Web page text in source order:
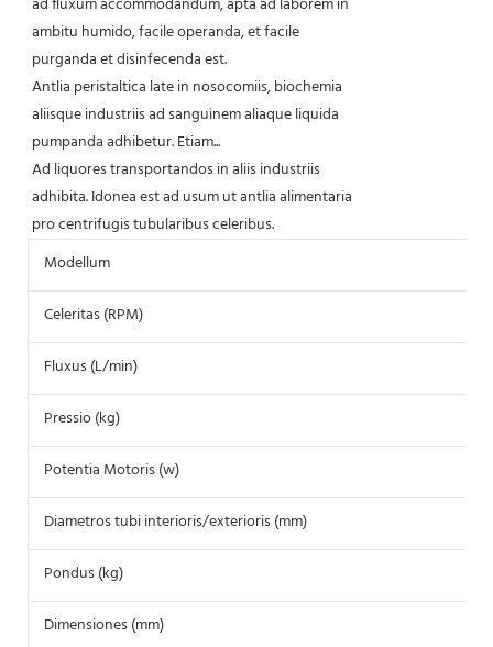
ambitu humido, facile operanda, et facile
purganda et disinfecenda est.
Antlia peristaltica late in nosocomiis, biochemia
aliisque industriis ad sanguinem aliaque liquida
pumpanda adhibetur. Etiam...
Ad liquores transportandos in aliis industriis
adhibita. Idonea est ad usum ut antlia alimentaria
pro centrifugis tubularibus celeribus.
Modellum
Celeritas (RPM)
Fluxus (L/min)
Pressio (kg)
Potentia Motoris (w)
Diametros tubi interioris/exterioris (mm)
Pondus (kg)
Dimensiones (mm)